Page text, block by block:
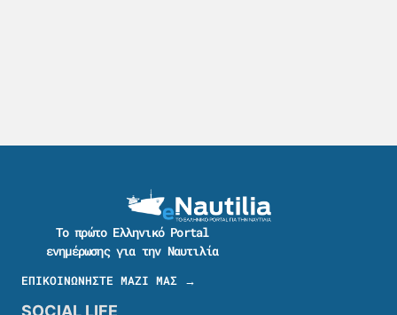
Το πρώτο Ελληνικό Portal
ενημέρωσης για την Ναυτιλία
ΕΠΙΚΟΙΝΩΝΗΣΤΕ ΜΑΖΙ ΜΑΣ →